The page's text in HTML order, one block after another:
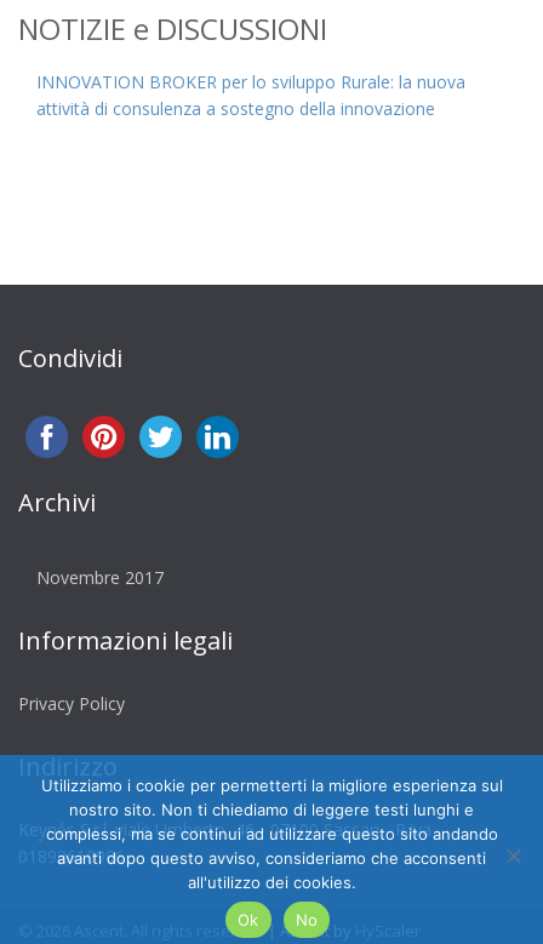
NOTIZIE e DISCUSSIONI
INNOVATION BROKER per lo sviluppo Rurale: la nuova
attività di consulenza a sostegno della innovazione
Condividi
Archivi
Novembre 2017
Informazioni legali
Privacy Policy
Indirizzo
Keynés S.r.l. viale Umberto, 46 - 07100 Sassari - P.iva
01892610906
© 2026 Ascent. All rights reserved| Ascent by
Utilizziamo i cookie per permetterti la migliore esperienza sul
nostro sito. Non ti chiediamo di leggere testi lunghi e
complessi, ma se continui ad utilizzare questo sito andando
avanti dopo questo avviso, consideriamo che acconsenti
all'utilizzo dei cookies.
Ok
No